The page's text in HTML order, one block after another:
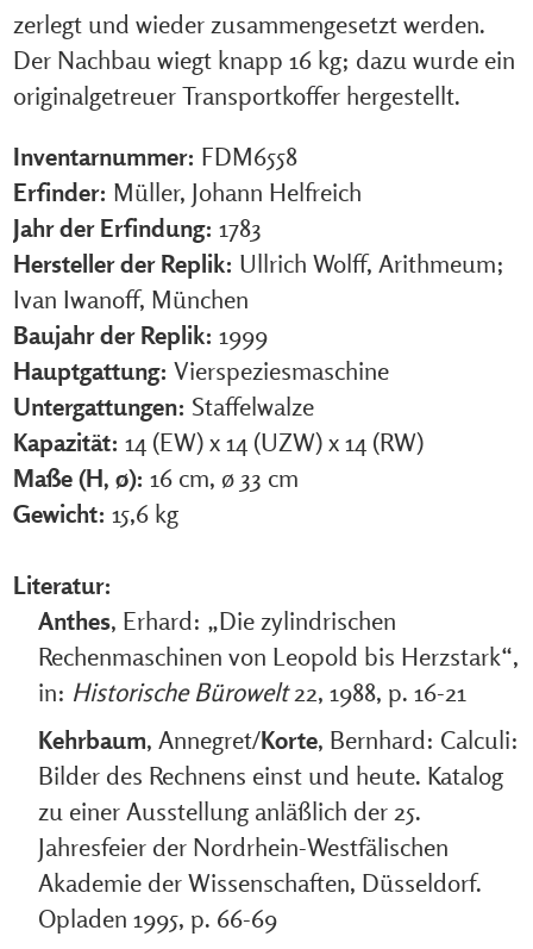
zerlegt und wieder zusammengesetzt werden.
Der Nachbau wiegt knapp 16 kg; dazu wurde ein
originalgetreuer Transportkoffer hergestellt.
Inventarnummer: FDM6558
Erfinder: Müller, Johann Helfreich
Jahr der Erfindung: 1783
Hersteller der Replik: Ullrich Wolff, Arithmeum;
Ivan Iwanoff, München
Baujahr der Replik: 1999
Hauptgattung: Vierspeziesmaschine
Untergattungen: Staffelwalze
Kapazität: 14 (EW) x 14 (UZW) x 14 (RW)
Maße (H, ø): 16 cm, ø 33 cm
Gewicht: 15,6 kg
Literatur:
Anthes, Erhard: „Die zylindrischen
Rechenmaschinen von Leopold bis Herzstark“,
in: Historische Bürowelt22, 1988, p. 16-21
Kehrbaum, Annegret/Korte, Bernhard: Calculi:
Bilder des Rechnens einst und heute. Katalog
zu einer Ausstellung anläßlich der 25.
Jahresfeier der Nordrhein-Westfälischen
Akademie der Wissenschaften, Düsseldorf.
Opladen 1995, p. 66-69